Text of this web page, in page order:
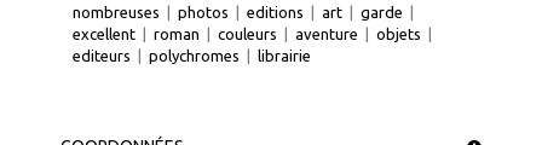
nombreuses | photos | editions | art | garde |
excellent | roman | couleurs | aventure | objets |
editeurs | polychromes | librairie